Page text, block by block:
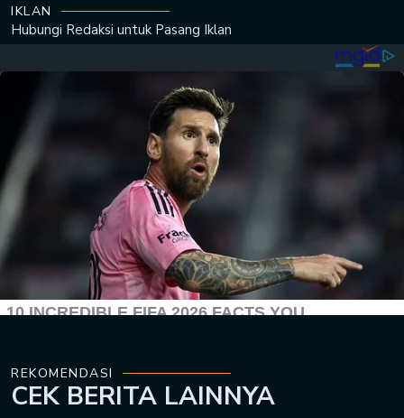
IKLAN
Hubungi Redaksi untuk Pasang Iklan
REKOMENDASI
CEK BERITA LAINNYA